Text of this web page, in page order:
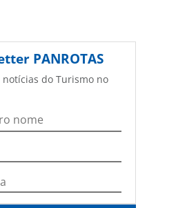
PANROTAS
do Turismo no